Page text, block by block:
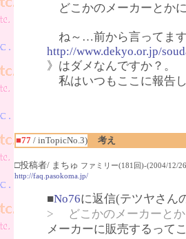
どこかのメーカーとか
ね～…前から言ってます
http://www.dekyo.or.jp/
》はダメなんですか？。
私はいつもここに報告
■77 / inTopicNo.3) 考え
□投稿者/ まちゅ ファミリー(181回)-(2004/12/
http://faq.pasokoma.jp/
■No76に返信(テツヤさん
> どこかのメーカーとか
メーカーに販売するって